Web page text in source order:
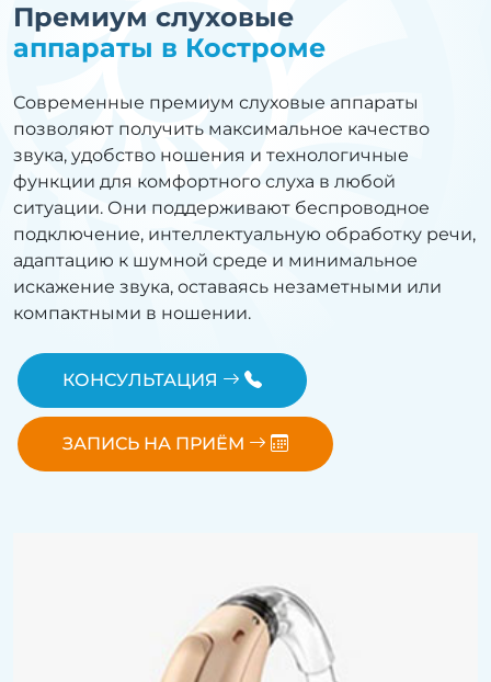
Премиум слуховые
аппараты в Костроме
Современные премиум слуховые аппараты
позволяют получить максимальное качество
звука, удобство ношения и технологичные
функции для комфортного слуха в любой
ситуации. Они поддерживают беспроводное
подключение, интеллектуальную обработку речи,
адаптацию к шумной среде и минимальное
искажение звука, оставаясь незаметными или
компактными в ношении.
КОНСУЛЬТАЦИЯ
ЗАПИСЬ НА ПРИЁМ